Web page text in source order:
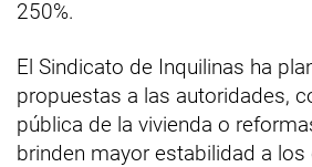
250%.
El Sindicato de Inquilinas ha
propuestas a las autoridades,
pública de la vivienda o
brinden mayor estabilidad a